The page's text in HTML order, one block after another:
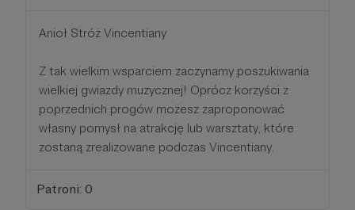
Anioł Stróż Vincentiany
Z tak wielkim wsparciem zaczynamy poszukiwania
wielkiej gwiazdy muzycznej! Oprócz korzyści z
poprzednich progów możesz zaproponować
własny pomysł na atrakcję lub warsztaty, które
zostaną zrealizowane podczas Vincentiany.
Patroni: 0